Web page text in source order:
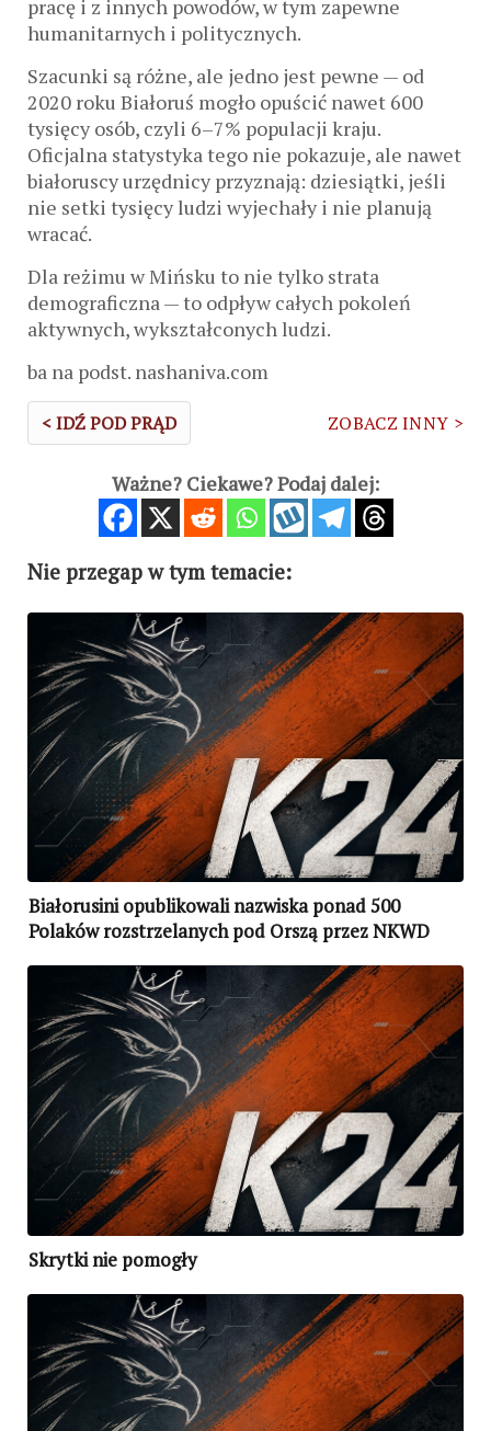
pracę i z innych powodów, w tym zapewne
humanitarnych i politycznych.
Szacunki są różne, ale jedno jest pewne — od
2020 roku Białoruś mogło opuścić nawet 600
tysięcy osób, czyli 6–7% populacji kraju.
Oficjalna statystyka tego nie pokazuje, ale nawet
białoruscy urzędnicy przyznają: dziesiątki, jeśli
nie setki tysięcy ludzi wyjechały i nie planują
wracać.
Dla reżimu w Mińsku to nie tylko strata
demograficzna — to odpływ całych pokoleń
aktywnych, wykształconych ludzi.
ba na podst. nashaniva.com
< IDŹ POD PRĄD ZOBACZ INNY >
Ważne? Ciekawe? Podaj dalej:
Nie przegap w tym temacie:
Białorusini opublikowali nazwiska ponad 500
Polaków rozstrzelanych pod Orszą przez NKWD
Skrytki nie pomogły